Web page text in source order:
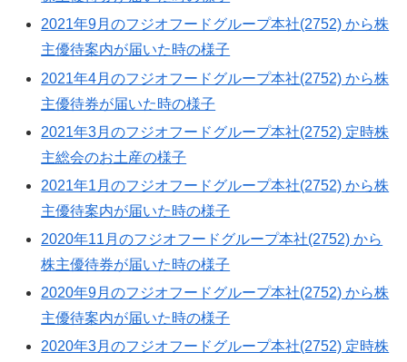
2021年9月のフジオフードグループ本社(2752) から株
主優待案内が届いた時の様子
2021年4月のフジオフードグループ本社(2752) から株
主優待券が届いた時の様子
2021年3月のフジオフードグループ本社(2752) 定時株
主総会のお土産の様子
2021年1月のフジオフードグループ本社(2752) から株
主優待案内が届いた時の様子
2020年11月のフジオフードグループ本社(2752) から
株主優待券が届いた時の様子
2020年9月のフジオフードグループ本社(2752) から株
主優待案内が届いた時の様子
2020年3月のフジオフードグループ本社(2752) 定時株